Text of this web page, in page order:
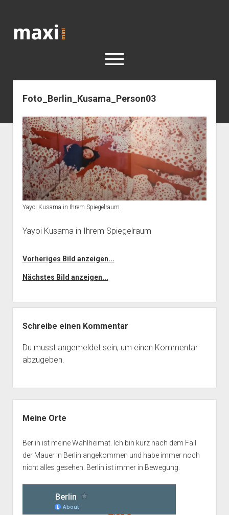
open
< work
Berlin
Reisen
Kunst
Geschichte
open
dropdown
menu
Geschichte der Stadt Berlin
Impressum
Foto_Berlin_Kusama_Person03
Yayoi Kusama in Ihrem Spiegelraum
Yayoi Kusama in Ihrem Spiegelraum
Vorheriges Bild anzeigen...
Nächstes Bild anzeigen...
Schreibe einen Kommentar
Du musst angemeldetsein, um einen Kommentar
abzugeben.
Meine Orte
Berlin ist meine Wahlheimat. Ich bin kurz nach dem Fall
der Mauer in Berlin angekommen und habe immer noch
nicht alles gesehen. Berlin ist immer in Bewegung.